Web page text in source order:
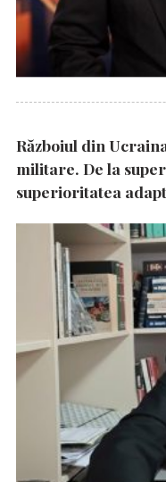
Războiul din
militare. De la
superioritatea